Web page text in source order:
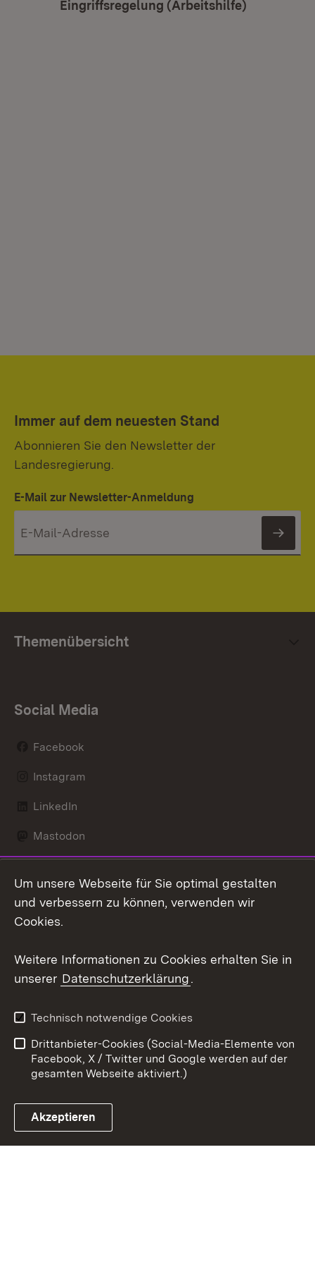
Eingriffsregelung (Arbeitshilfe)
Immer auf dem neuesten Stand
Abonnieren Sie den Newsletter der
Landesregierung.
E-Mail zur Newsletter-Anmeldung
Themenübersicht
Social Media
Facebook
Instagram
LinkedIn
Mastodon
X / Twitter
Youtube
Link zum Landesportal
Kontakt
Datenschutz
Barrierefreiheit
Impressum Cookies
Um unsere Webseite für Sie optimal gestalten
und verbessern zu können, verwenden wir
Cookies.
Weitere Informationen zu Cookies erhalten Sie in
unserer Datenschutzerklärung.
Technisch notwendige Cookies
Drittanbieter-Cookies (Social-Media-Elemente von
Facebook, X / Twitter und Google werden auf der
gesamten Webseite aktiviert.)
Akzeptieren